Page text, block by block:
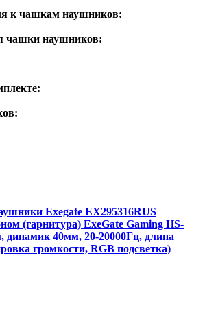
к чашкам наушников:
чашки наушников:
Exegate EX295316RUS
(гарнитура) ExeGate Gaming HS-
динамик 40мм, 20-20000Гц, длина
громкости, RGB подсветка)